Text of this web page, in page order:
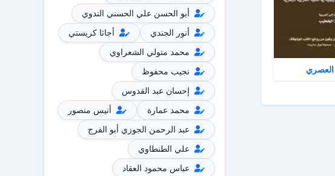
العصري
أبو الحسن علي الحسني الندوي
أنور الجندي
أجاثا كريستي
محمد متولي الشعراوي
نجيب محفوظ
إحسان عبد القدوس
محمد عمارة
أنيس منصور
عبد الرحمن الجوزي أبو الفرج
علي الطنطاوي
عباس محمود العقاد